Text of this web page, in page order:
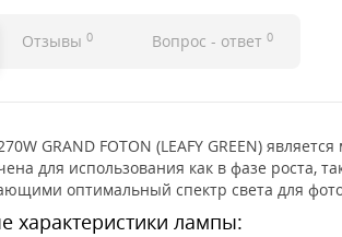
Отзывы 0 Вопрос - ответ 0
GRAND FOTON (LEAFY GREEN)
для использования как в фазе роста,
оптимальный спектр света для
характеристики лампы: